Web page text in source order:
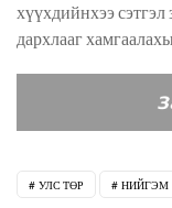
хүүхдийнхээ
дархлааг
УЛС ТӨР НИЙГЭМ